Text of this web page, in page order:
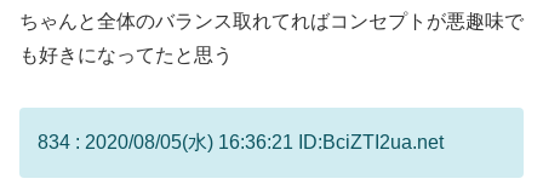
ちゃんと全体のバランス取れてればコンセプトが悪趣味で
も好きになってたと思う
834 : 2020/08/05(水) 16:36:21 ID:BciZTI2ua.net